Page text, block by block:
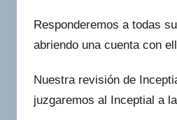
Responderemos a todas
abriendo una cuenta con
Nuestra revisión de
juzgaremos al Inceptial a